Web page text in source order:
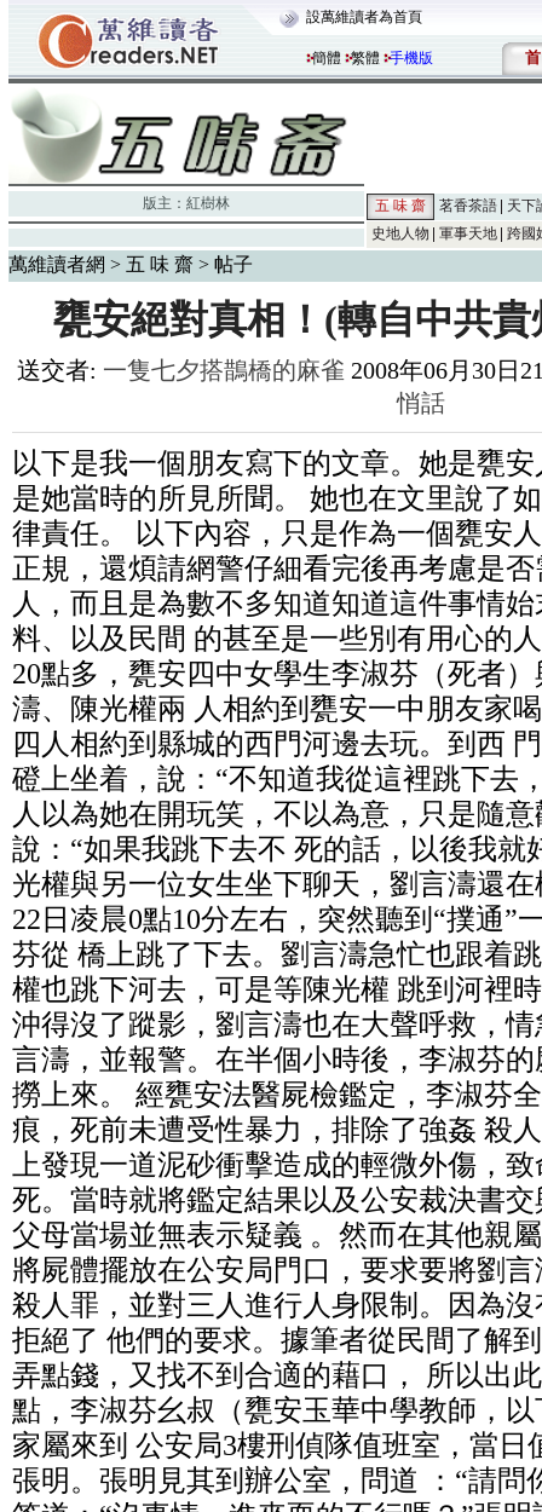
設萬維讀者為首頁
簡體 繁體 手機版 首
版主： 紅樹林 五 味 齋 茗香茶語
天下
史地人物
軍事天地 跨國
萬維讀者網 > 五 味 齋 > 帖子
甕安絕對真相！(轉自中共
送交者: 一隻七夕搭鵲橋的麻雀 2008年06月30日
悄話
以下是我一個朋友寫下的文章。她是甕
是她當時的所見所聞。 她也在文里說了
律責任。 以下內容，只是作為一個甕安
正規，還煩請網警仔細看完後再考慮是
人，而且是為數不多知道知道這件事情
料、以及民間 的甚至是一些別有用心的
20點多，甕安四中女學生李淑芬（死者
濤、陳光權兩 人相約到甕安一中朋友家
四人相約到縣城的西門河邊去玩。到西
磴上坐着，說：“不知道我從這裡跳下去
人以為她在開玩笑，不以為意，只是隨
說：“如果我跳下去不 死的話，以後我就
光權與另一位女生坐下聊天，劉言濤還
22日凌晨0點10分左右，突然聽到“撲通”
芬從 橋上跳了下去。劉言濤急忙也跟着
權也跳下河去，可是等陳光權 跳到河裡
沖得沒了蹤影，劉言濤也在大聲呼救，
言濤，並報警。在半個小時後，李淑芬
撈上來。 經甕安法醫屍檢鑑定，李淑芬
痕，死前未遭受性暴力，排除了強姦 殺
上發現一道泥砂衝擊造成的輕微外傷，
死。當時就將鑑定結果以及公安裁決書
父母當場並無表示疑義 。然而在其他親
將屍體擺放在公安局門口，要求要將劉
殺人罪，並對三人進行人身限制。因為
拒絕了 他們的要求。據筆者從民間了解
弄點錢，又找不到合適的藉口， 所以出
點，李淑芬幺叔（甕安玉華中學教師，
家屬來到 公安局3樓刑偵隊值班室，當日
張明。張明見其到辦公室，問道 ：“請問